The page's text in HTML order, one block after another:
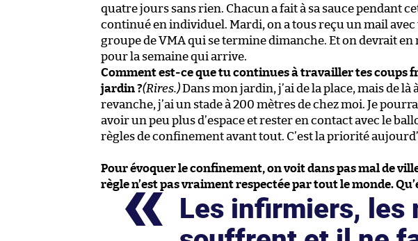
quatre jours sans rien. Chacun a fait à sa sauce pendant
continué en individuel. Mardi, on a tous reçu un mail
groupe de VMA qui se termine dimanche. Et on devrait
pour la semaine qui arrive.
Comment est-ce que tu continues à travailler tes coups
jardin ?(Rires.)Dans mon jardin, j’ai de la place, mais de
revanche, j’ai un stade à 200 mètres de chez moi. Je
avoir un peu plus d’espace et rester en contact avec le
règles de confinement avant tout. C’est la priorité
Pour évoquer le confinement, on voit dans pas mal de
règle n’est pas vraiment respectée par tout le monde.
Les infirmiers, les